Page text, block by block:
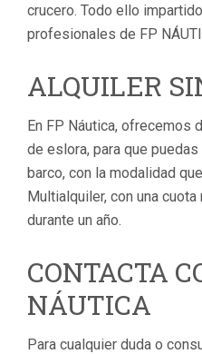
crucero. Todo ello
profesionales de FP
ALQUILER
En FP Náutica, ofrecemos
de eslora, para que
barco, con la modalidad
Multialquiler, con una
durante un año.
CONTACTA
NÁUTICA
Para cualquier duda o